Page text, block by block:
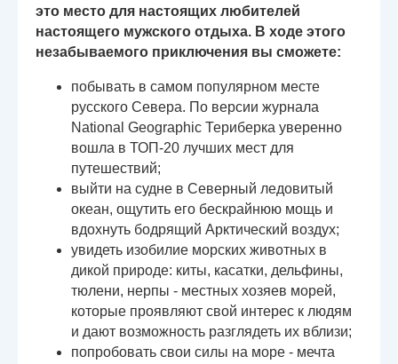
это место для настоящих любителей
настоящего мужского отдыха. В ходе этого
незабываемого приключения вы сможете:
побывать в самом популярном месте
русского Севера. По версии журнала
National Geographic Териберка уверенно
вошла в ТОП-20 лучших мест для
путешествий;
выйти на судне в Северный ледовитый
океан, ощутить его бескрайнюю мощь и
вдохнуть бодрящий Арктический воздух;
увидеть изобилие морских животных в
дикой природе: киты, касатки, дельфины,
тюлени, нерпы - местных хозяев морей,
которые проявляют свой интерес к людям
и дают возможность разглядеть их вблизи;
попробовать свои силы на море - мечта